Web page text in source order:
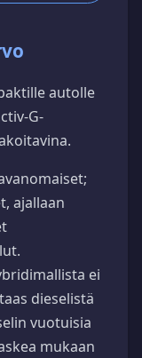
autolle
G-
ajallaan
ei
dieselistä
vuotuisia
mukaan